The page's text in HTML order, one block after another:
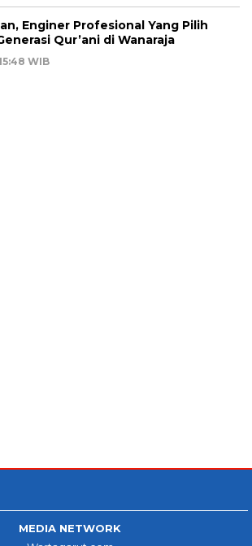
Enginer Profesional Yang Pilih
Qur’ani di Wanaraja
WIB
MEDIA NETWORK